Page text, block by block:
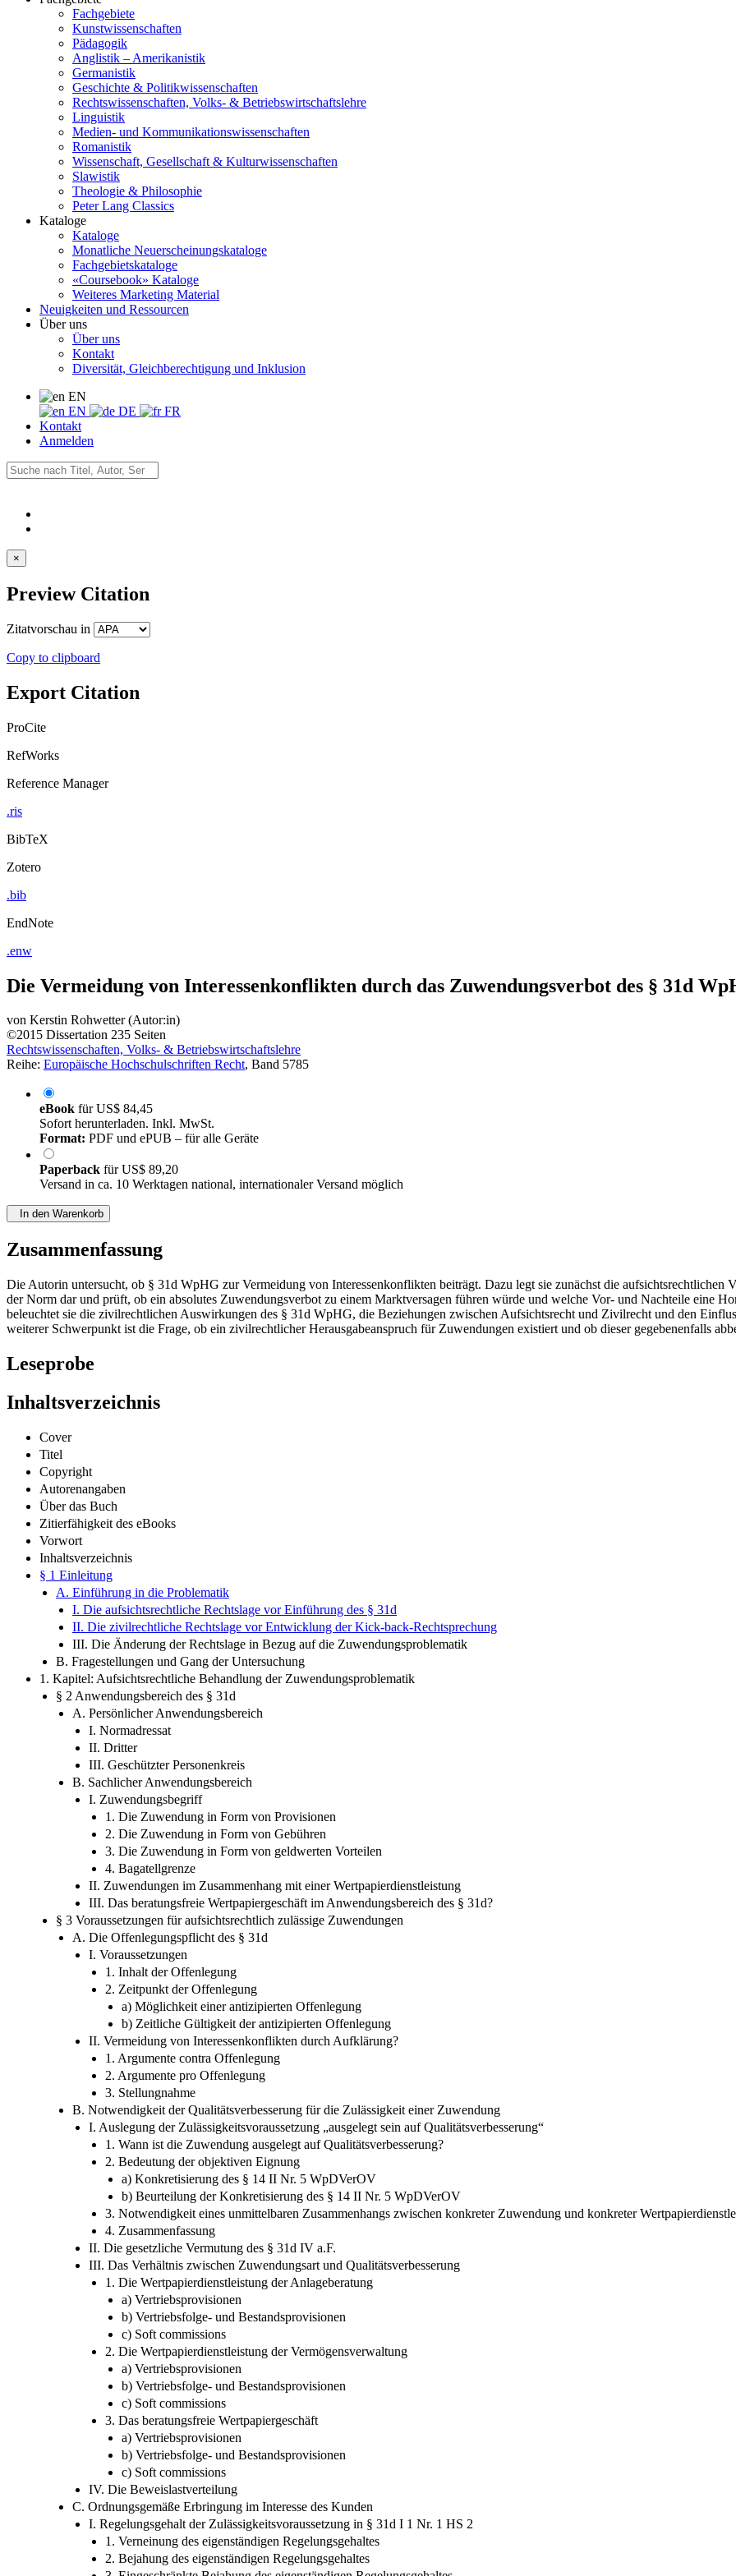
Fachgebiete
Kunstwissenschaften
Pädagogik
Anglistik – Amerikanistik
Germanistik
Geschichte & Politikwissenschaften
Rechtswissenschaften, Volks- & Betriebswirtschaftslehre
Linguistik
Medien- und Kommunikationswissenschaften
Romanistik
Wissenschaft, Gesellschaft & Kulturwissenschaften
Slawistik
Theologie & Philosophie
Peter Lang Classics
Kataloge
Kataloge
Monatliche Neuerscheinungskataloge
Fachgebietskataloge
«Coursebook» Kataloge
Weiteres Marketing Material
Neuigkeiten und Ressourcen
Über uns
Über uns
Kontakt
Diversität, Gleichberechtigung und Inklusion
EN
EN
DE
FR
Kontakt
Anmelden
×
Preview Citation
Zitatvorschau in
Copy to clipboard
Export Citation
ProCite
RefWorks
Reference Manager
.ris
BibTeX
Zotero
.bib
EndNote
.enw
Die Vermeidung von Interessenkonflikten durch das Zuwendungsverbot des § 31d
von Kerstin Rohwetter (Autor:in)
©2015 Dissertation 235 Seiten
Rechtswissenschaften, Volks- & Betriebswirtschaftslehre
Reihe: Europäische Hochschulschriften Recht, Band 5785
eBook fürUS$ 84,45
Sofort herunterladen. Inkl. MwSt.
Format: PDF und ePUB – für alle Geräte
Paperback fürUS$ 89,20
Versand in ca. 10 Werktagen national, internationaler Versand möglich
In den Warenkorb
Zusammenfassung
Die Autorin untersucht, ob § 31d WpHG zur Vermeidung von Interessenkonflikten beiträgt. Dazu legt sie zunächst die aufsichtsrechtlichen
der Norm dar und prüft, ob ein absolutes Zuwendungsverbot zu einem Marktversagen führen würde und welche Vor- und Nachteile eine
beleuchtet sie die zivilrechtlichen Auswirkungen des § 31d WpHG, die Beziehungen zwischen Aufsichtsrecht und Zivilrecht und den
weiterer Schwerpunkt ist die Frage, ob ein zivilrechtlicher Herausgabeanspruch für Zuwendungen existiert und ob dieser gegebenenfalls
Leseprobe
Inhaltsverzeichnis
Cover
Titel
Copyright
Autorenangaben
Über das Buch
Zitierfähigkeit des eBooks
Vorwort
Inhaltsverzeichnis
§ 1 Einleitung
A. Einführung in die Problematik
I. Die aufsichtsrechtliche Rechtslage vor Einführung des § 31d
II. Die zivilrechtliche Rechtslage vor Entwicklung der Kick-back-Rechtsprechung
III. Die Änderung der Rechtslage in Bezug auf die Zuwendungsproblematik
B. Fragestellungen und Gang der Untersuchung
1. Kapitel: Aufsichtsrechtliche Behandlung der Zuwendungsproblematik
§ 2 Anwendungsbereich des § 31d
A. Persönlicher Anwendungsbereich
I. Normadressat
II. Dritter
III. Geschützter Personenkreis
B. Sachlicher Anwendungsbereich
I. Zuwendungsbegriff
1. Die Zuwendung in Form von Provisionen
2. Die Zuwendung in Form von Gebühren
3. Die Zuwendung in Form von geldwerten Vorteilen
4. Bagatellgrenze
II. Zuwendungen im Zusammenhang mit einer Wertpapierdienstleistung
III. Das beratungsfreie Wertpapiergeschäft im Anwendungsbereich des § 31d?
§ 3 Voraussetzungen für aufsichtsrechtlich zulässige Zuwendungen
A. Die Offenlegungspflicht des § 31d
I. Voraussetzungen
1. Inhalt der Offenlegung
2. Zeitpunkt der Offenlegung
a) Möglichkeit einer antizipierten Offenlegung
b) Zeitliche Gültigkeit der antizipierten Offenlegung
II. Vermeidung von Interessenkonflikten durch Aufklärung?
1. Argumente contra Offenlegung
2. Argumente pro Offenlegung
3. Stellungnahme
B. Notwendigkeit der Qualitätsverbesserung für die Zulässigkeit einer Zuwendung
I. Auslegung der Zulässigkeitsvoraussetzung „ausgelegt sein auf Qualitätsverbesserung“
1. Wann ist die Zuwendung ausgelegt auf Qualitätsverbesserung?
2. Bedeutung der objektiven Eignung
a) Konkretisierung des § 14 II Nr. 5 WpDVerOV
b) Beurteilung der Konkretisierung des § 14 II Nr. 5 WpDVerOV
3. Notwendigkeit eines unmittelbaren Zusammenhangs zwischen konkreter Zuwendung und konkreter
4. Zusammenfassung
II. Die gesetzliche Vermutung des § 31d IV a.F.
III. Das Verhältnis zwischen Zuwendungsart und Qualitätsverbesserung
1. Die Wertpapierdienstleistung der Anlageberatung
a) Vertriebsprovisionen
b) Vertriebsfolge- und Bestandsprovisionen
c) Soft commissions
2. Die Wertpapierdienstleistung der Vermögensverwaltung
a) Vertriebsprovisionen
b) Vertriebsfolge- und Bestandsprovisionen
c) Soft commissions
3. Das beratungsfreie Wertpapiergeschäft
a) Vertriebsprovisionen
b) Vertriebsfolge- und Bestandsprovisionen
c) Soft commissions
IV. Die Beweislastverteilung
C. Ordnungsgemäße Erbringung im Interesse des Kunden
I. Regelungsgehalt der Zulässigkeitsvoraussetzung in § 31d I 1 Nr. 1 HS 2
1. Verneinung des eigenständigen Regelungsgehaltes
2. Bejahung des eigenständigen Regelungsgehaltes